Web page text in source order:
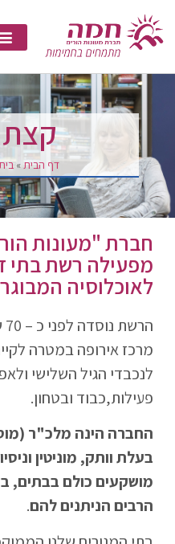
קצת
דף הבית»
חברת "מעונות
מפעילה רשת בתי
לאוכלוסיה
מרכז אירופה במטרה
לנכבדי הגיל השלישי
פעילות,כבוד ובטחון.
החברה הינה מלכ"ר
בעלת וותק, מוניטין
מושקעים כולם בבתים,
הרבים הניתנים להם.